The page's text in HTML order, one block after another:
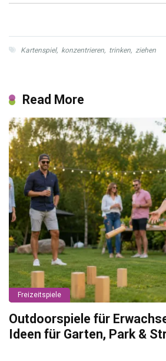
Kartenspiel, konzentrieren, trinken, ziehen
Read More
Freizeitspiele
Outdoorspiele für
Ideen für Garten, Park &